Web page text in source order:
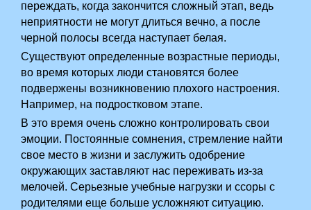
переждать, когда закончится сложный этап, ведь
неприятности не могут длиться вечно, а после
черной полосы всегда наступает белая.
Существуют определенные возрастные периоды,
во время которых люди становятся более
подвержены возникновению плохого настроения.
Например, на подростковом этапе.
В это время очень сложно контролировать свои
эмоции. Постоянные сомнения, стремление найти
свое место в жизни и заслужить одобрение
окружающих заставляют нас переживать из-за
мелочей. Серьезные учебные нагрузки и ссоры с
родителями еще больше усложняют ситуацию.